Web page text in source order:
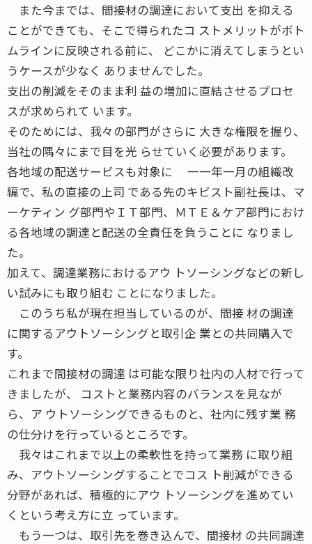
また今までは、間接材の調達において支出 を抑える
ことができても、そこで得られたコ ストメリットがボト
ムラインに反映される前に、 どこかに消えてしまうとい
うケースが少なく ありませんでした。
支出の削減をそのまま利 益の増加に直結させるプロセ
スが求められて います。
そのためには、我々の部門がさらに 大きな権限を握り、
当社の隅々にまで目を光 らせていく必要があります。
各地域の配送サービスも対象に 一一年一月の組織改
編で、私の直接の上司 である先のキビスト副社長は、マ
ーケティン グ部門やＩＴ部門、ＭＴＥ＆ケア部門におけ
る各地域の調達と配送の全責任を負うことに なりまし
た。
加えて、調達業務におけるアウ トソーシングなどの新し
い試みにも取り組む ことになりました。
このうち私が現在担当しているのが、間接 材の調達
に関するアウトソーシングと取引企 業との共同購入で
す。
これまで間接材の調達 は可能な限り社内の人材で行って
きましたが、 コストと業務内容のバランスを見なが
ら、ア ウトソーシングできるものと、社内に残す業 務
の仕分けを行っているところです。
我々はこれまで以上の柔軟性を持って業務 に取り組
み、アウトソーシングすることでコス ト削減ができる
分野があれば、積極的にアウ トソーシングを進めてい
くという考え方に立 っています。
もう一つは、取引先を巻き込んで、間接材 の共同調達